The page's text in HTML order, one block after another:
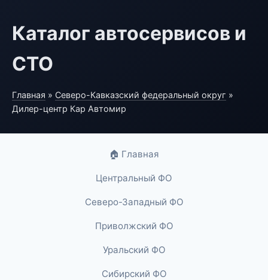
Каталог автосервисов и
СТО
Главная » Северо-Кавказский федеральный округ »
Дилер-центр Кар Автомир
🏠 Главная
Центральный ФО
Северо-Западный ФО
Приволжский ФО
Уральский ФО
Сибирский ФО